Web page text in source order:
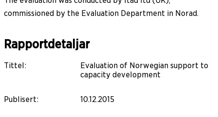
commissioned by the Evaluation Department in Norad.
Rapportdetaljar
Tittel:
Evaluation of Norwegian support to
capacity development
Publisert: 10.12.2015